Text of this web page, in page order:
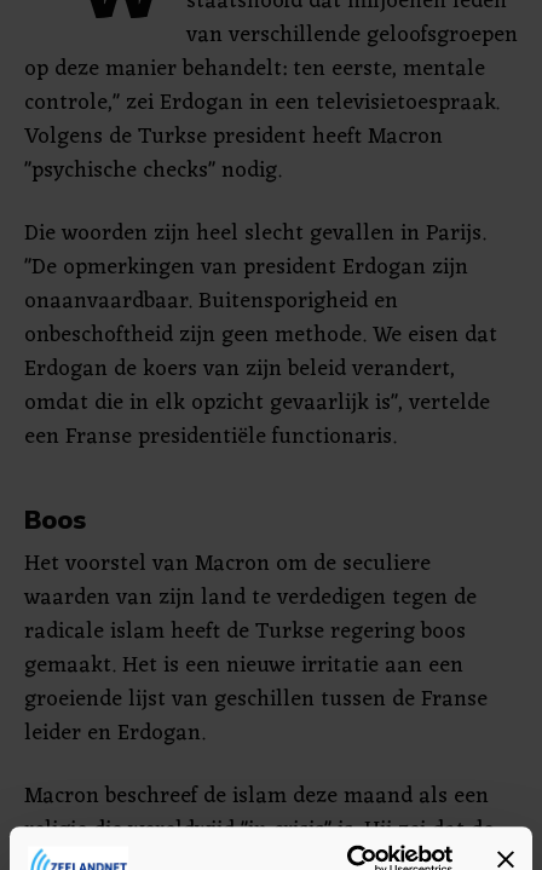
van verschillende geloofsgroepen
op deze manier behandelt: ten eerste, mentale
controle," zei Erdogan in een televisietoespraak.
Volgens de Turkse president heeft Macron
"psychische checks" nodig.
Die woorden zijn heel slecht gevallen in Parijs.
"De opmerkingen van president Erdogan zijn
onaanvaardbaar. Buitensporigheid en
onbeschoftheid zijn geen methode. We eisen dat
Erdogan de koers van zijn beleid verandert,
omdat die in elk opzicht gevaarlijk is", vertelde
een Franse presidentiële functionaris.
Boos
Het voorstel van Macron om de seculiere
waarden van zijn land te verdedigen tegen de
radicale islam heeft de Turkse regering boos
gemaakt. Het is een nieuwe irritatie aan een
groeiende lijst van geschillen tussen de Franse
leider en Erdogan.
Macron beschreef de islam deze maand als een
religie die wereldwijd "in crisis" is. Hij zei dat de